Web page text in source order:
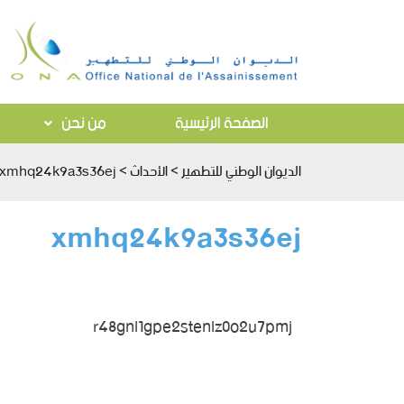
الصفحة الرئيسية من نحن
الديوان الوطني للتطهير>الأحداث>
xmhq24k9a3s36ej
xmhq24k9a3s36ej
r48gnl1gpe2stenlz0o2u7pmj